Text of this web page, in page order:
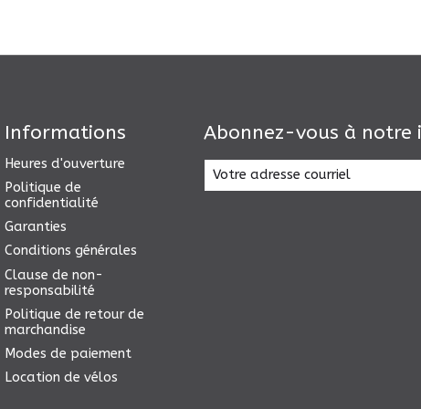
Informations
Heures d'ouverture
Politique de
confidentialité
Garanties
Conditions générales
Clause de non-
responsabilité
Politique de retour de
marchandise
Modes de paiement
Location de vélos
Abonnez-vous à